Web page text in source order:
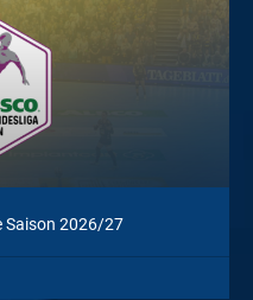
Saison 2026/27